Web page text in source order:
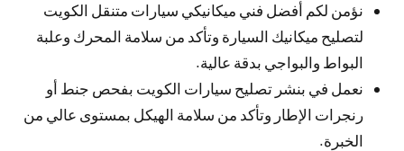
نؤمن لكم أفضل فني ميكانيكي سيارات متنقل الكويت
لتصليح ميكانيك السيارة وتأكد من سلامة المحرك وعلبة
البواط والبواجي بدقة عالية.
نعمل في بنشر تصليح سيارات الكويت بفحص جنط أو
رنجرات الإطار وتأكد من سلامة الهيكل بمستوى عالي من
الخبرة.